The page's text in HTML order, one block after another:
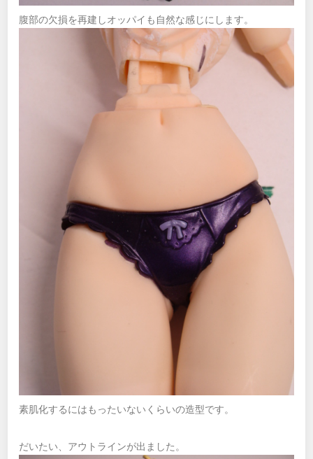
腹部の欠損を再建しオッパイも自然な感じにします。
素肌化するにはもったいないくらいの造型です。
だいたい、アウトラインが出ました。